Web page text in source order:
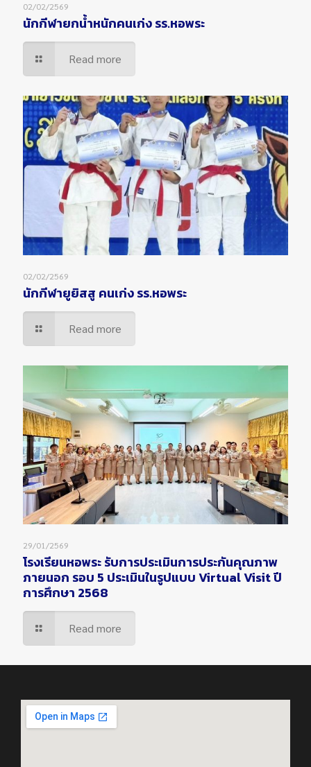
02/02/2569
นักกีฬายกน้ำหนักคนเก่ง รร.หอพระ
Read more
02/02/2569
นักกีฬายูยิสสู คนเก่ง รร.หอพระ
Read more
29/01/2569
โรงเรียนหอพระ รับการประเมินการประกันคุณภาพ
ภายนอก รอบ 5 ประเมินในรูปแบบ Virtual Visit ปี
การศึกษา 2568
Read more